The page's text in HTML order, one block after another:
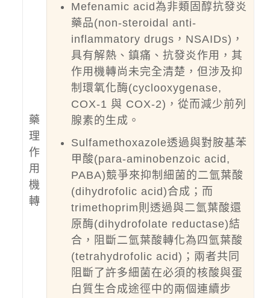
藥
理
作
用
機
轉
Mefenamic acid為非類固醇抗發炎
藥品(non-steroidal anti-
inflammatory drugs，NSAIDs)，
具有解熱、鎮痛、抗發炎作用，其
作用機轉尚未完全清楚，但涉及抑
制環氧化酶(cyclooxygenase,
COX-1 與 COX-2)，從而減少前列
腺素的生成。
Sulfamethoxazole透過與對胺基苯
甲酸(para-aminobenzoic acid,
PABA)競爭來抑制細菌的二氫葉酸
(dihydrofolic acid)合成；而
trimethoprim則透過與二氫葉酸還
原酶(dihydrofolate reductase)結
合，阻斷二氫葉酸轉化為四氫葉酸
(tetrahydrofolic acid)；兩者共同
阻斷了許多細菌在必須的核酸與蛋
白質生合成途徑中的兩個連續步